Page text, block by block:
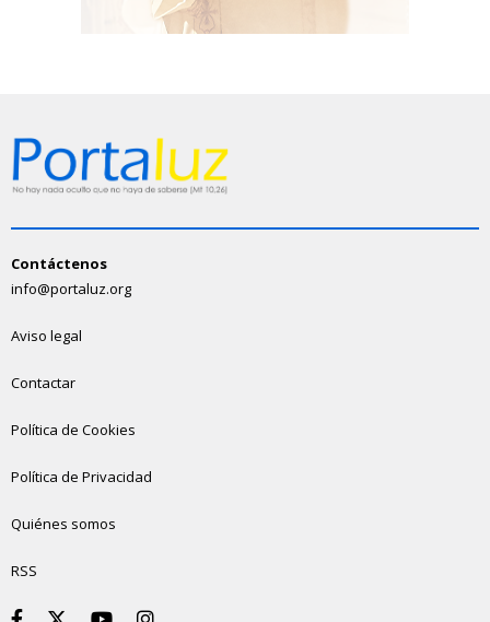
Contáctenos
info@portaluz.org
Aviso legal
Contactar
Política de Cookies
Política de Privacidad
Quiénes somos
RSS